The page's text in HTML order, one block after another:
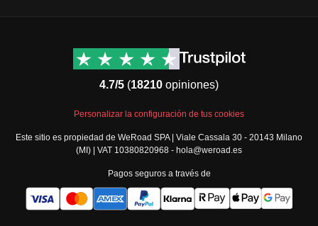
América del Norte
Oriente Medio
España y Portugal
Todos los destinos
Contacto
Términos y condiciones
Condiciones generales
Política de cookies
Security
Governance
4.7/5 (18210 opiniones)
Personalizar la configuración de tus cookies
Este sitio es propiedad de WeRoad SPA | Viale Cassala 30 - 20143 Milano
(MI) | VAT 10380820968 - hola@weroad.es
Pagos seguros a través de